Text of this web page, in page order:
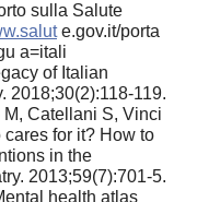
sulla Salute
e.gov.it/porta
a=itali
of Italian
2018;30(2):118-119.
Catellani S, Vinci
for it? How to
in the
2013;59(7):701-5.
health atlas